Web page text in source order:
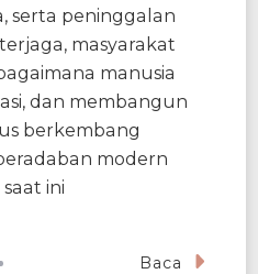
serta peninggalan
masyarakat
manusia
dan membangun
berkembang
modern
ini
Baca